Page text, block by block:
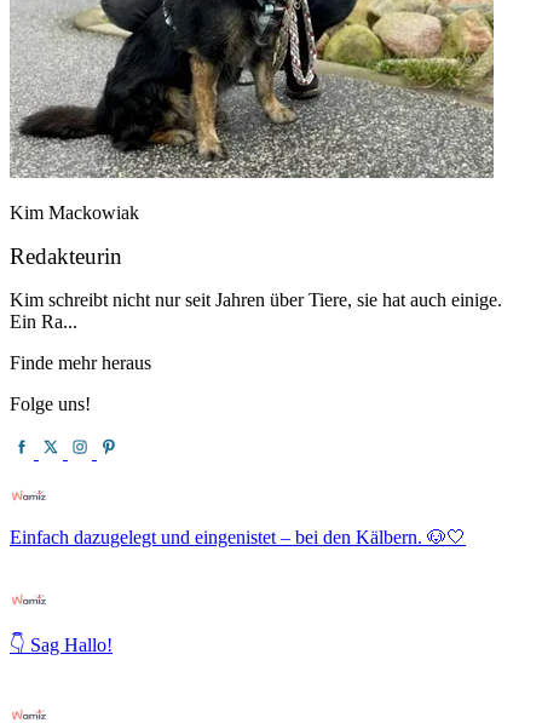
Kim Mackowiak
Redakteurin
Kim schreibt nicht nur seit Jahren über Tiere, sie hat auch einige.
Ein Ra...
Finde mehr heraus
Folge uns!
Einfach dazugelegt und eingenistet – bei den Kälbern. 🐶🤍
👇 Sag Hallo!